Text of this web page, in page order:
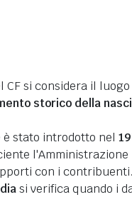
CF si considera il
storico della
è stato introdotto nel
l'Amministrazione
con i contribuenti.
si verifica quando i